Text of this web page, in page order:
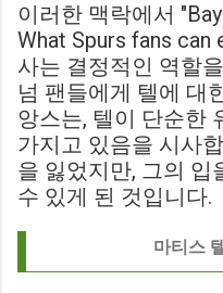
이러한 맥락에서
What Spurs fans
사는 결정적인 역할
넘 팬들에게 텔에 대
앙스는, 텔이 단순한
가지고 있음을 시사
을 잃었지만, 그의 입
수 있게 된 것입니다.
마티스